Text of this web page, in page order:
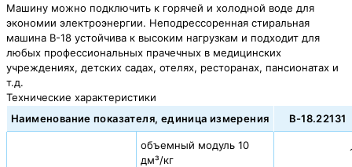
Машину можно подключить к горячей и холодной воде для
экономии электроэнергии. Неподрессоренная стиральная
машина В-18 устойчива к высоким нагрузкам и подходит для
любых профессиональных прачечных в медицинских
учреждениях, детских садах, отелях, ресторанах, пансионатах и
т.д.
Технические характеристики
Наименование показателя, единица измерения
В-18.22131
объемный модуль 10
дм³/кг